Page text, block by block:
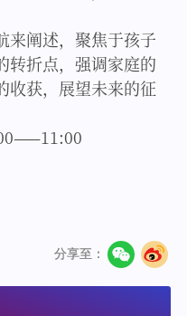
分享至：
来阐述，聚焦于孩子
转折点，强调家庭的
收获，展望未来的征